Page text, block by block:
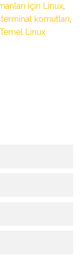
için Linux
terminal komutları
Temel Linux